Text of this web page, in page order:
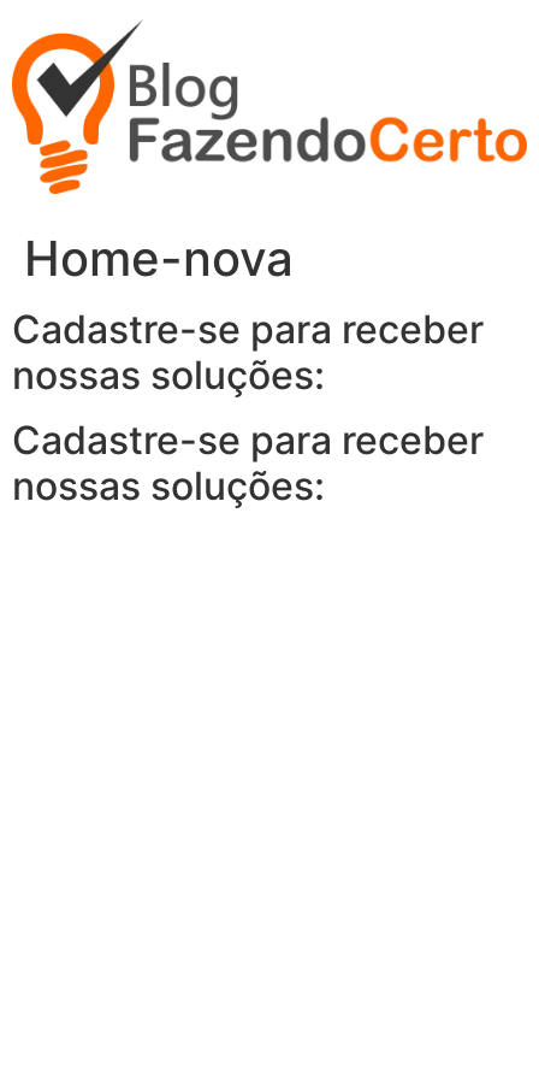
para
conteúdo
Home-nova
Cadastre-se para receber
nossas soluções:
Cadastre-se para receber
nossas soluções: